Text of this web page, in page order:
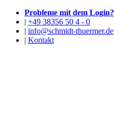
Probleme mit dem Login?
| +49 38356 50 4 - 0
| info@schmidt-thuermer.de
| Kontakt